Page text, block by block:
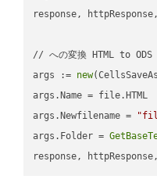
response,
// への変換 HTML to ODS
args := new
args.Name = file.HTML
args.Newfilename =
args.Folder =
response,